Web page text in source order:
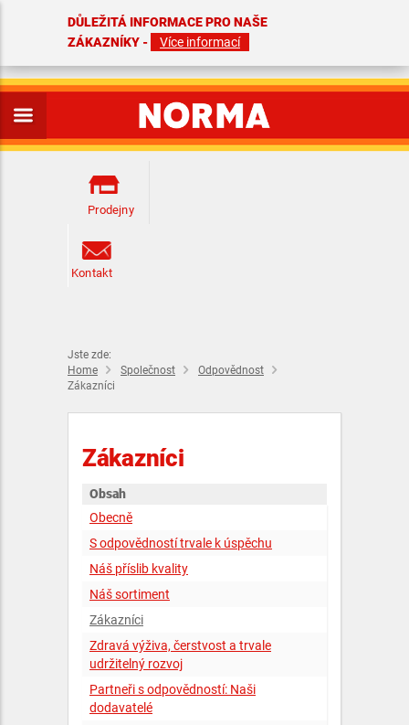
DŮLEŽITÁ INFORMACE PRO NAŠE
ZÁKAZNÍKY -
Více informací
Prodejny
Kontakt
Jste zde:
Home
Společnost
Odpovědnost
Zákazníci
Zákazníci
Obsah
Obecně
S odpovědností trvale k úspěchu
Náš příslib kvality
Náš sortiment
Zákazníci
Zdravá výživa, čerstvost a trvale
udržitelný rozvoj
Partneři s odpovědností: Naši
dodavatelé